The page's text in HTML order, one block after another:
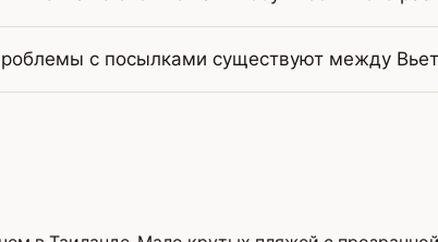
с посылками существуют между